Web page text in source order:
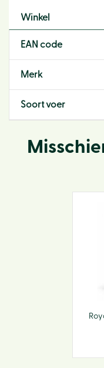
Winkel
EAN code
Merk
Soort voer